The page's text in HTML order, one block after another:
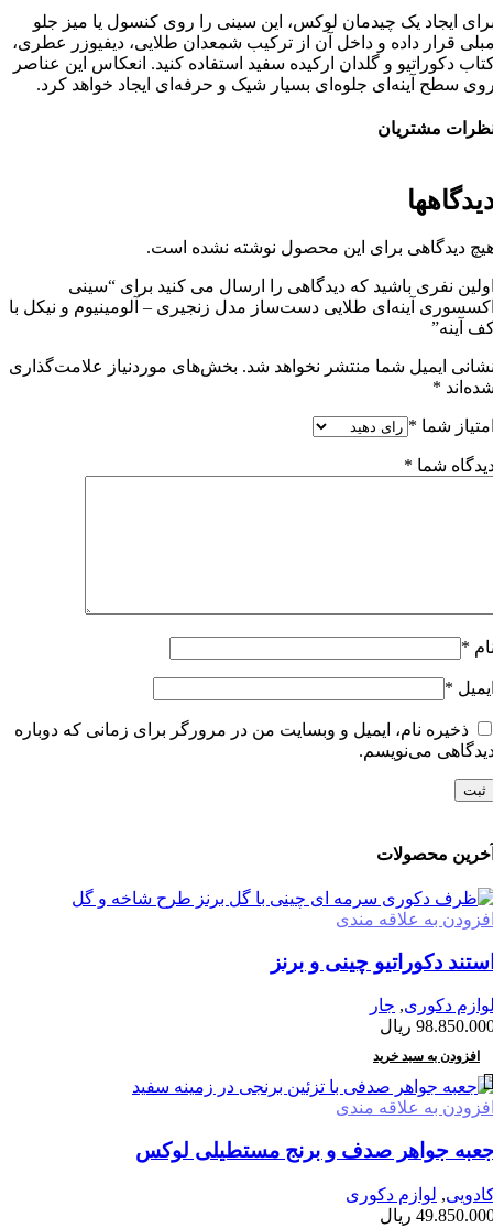
ایجاد یک چیدمان لوکس، این سینی را روی کنسول یا میز جلو
قرار داده و داخل آن از ترکیب شمعدان طلایی، دیفیوزر عطری،
دکوراتیو و گلدان ارکیده سفید استفاده کنید. انعکاس این عناصر
سطح آینه‌ای جلوه‌ای بسیار شیک و حرفه‌ای ایجاد خواهد کرد.
مشتریان
دیدگاهی برای این محصول نوشته نشده است.
نفری باشید که دیدگاهی را ارسال می کنید برای “سینی
آینه‌ای طلایی دست‌ساز مدل زنجیری – آلومینیوم و نیکل با
آینه”
ایمیل شما منتشر نخواهد شد. بخش‌های موردنیاز علامت‌گذاری
*
شما *
شما *
*
*
ذخیره نام، ایمیل و وبسایت من در مرورگر برای زمانی که دوباره
می‌نویسم.
محصولات
به علاقه مندی
دکوراتیو چینی و برنز
دکوری, جار
ریال
افزودن به سبد خرید
به علاقه مندی
جواهر صدف و برنج مستطیلی لوکس
, لوازم دکوری
ریال